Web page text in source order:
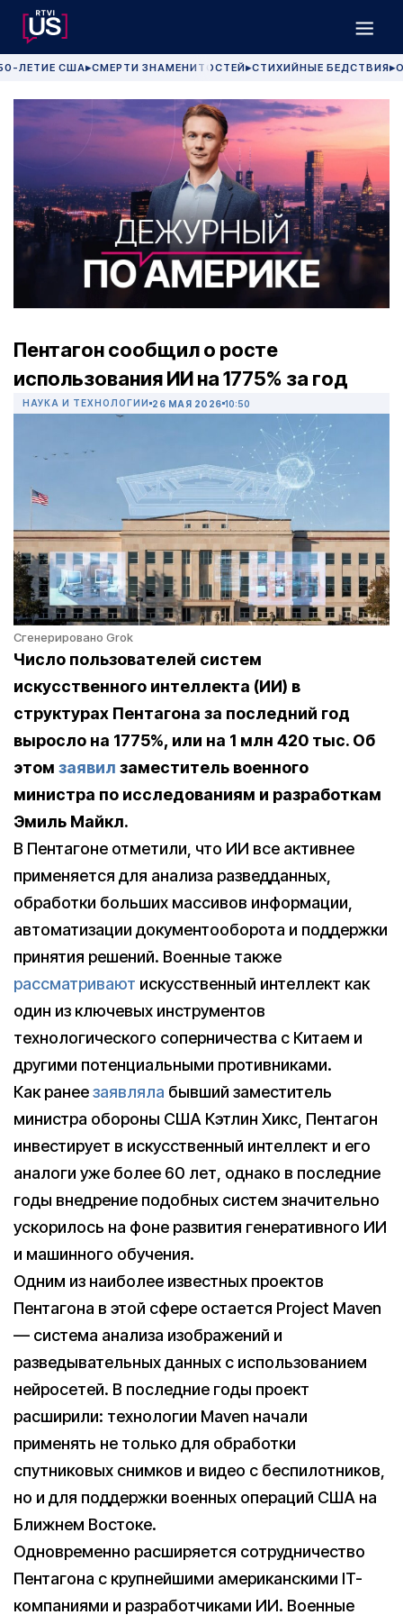
ЛЕТИЕ США▶СМЕРТИ ЗНАМЕНИТОСТЕЙ▶СТИХИЙНЫЕ БЕДСТВИЯ▶
Пентагон сообщил о росте
использования ИИ на 1775% за год
НАУКА И ТЕХНОЛОГИИ 26 МАЯ 2026 10:50
Сгенерировано Grok
Число пользователей систем
искусственного интеллекта (ИИ) в
структурах Пентагона за последний год
выросло на 1775%, или на 1 млн 420 тыс. Об
этом заявил заместитель военного
министра по исследованиям и разработкам
Эмиль Майкл.
В Пентагоне отметили, что ИИ все активнее
применяется для анализа разведданных,
обработки больших массивов информации,
автоматизации документооборота и поддержки
принятия решений. Военные также
рассматривают искусственный интеллект как
один из ключевых инструментов
технологического соперничества с Китаем и
другими потенциальными противниками.
Как ранеезаявляла бывший заместитель
министра обороны США Кэтлин Хикс, Пентагон
инвестирует в искусственный интеллект и его
аналоги уже более 60 лет, однако в последние
годы внедрение подобных систем значительно
ускорилось на фоне развития генеративного ИИ
и машинного обучения.
Одним из наиболее известных проектов
Пентагона в этой сфере остается Project Maven
— система анализа изображений и
разведывательных данных с использованием
нейросетей. В последние годы проект
расширили: технологии Maven начали
применять не только для обработки
спутниковых снимков и видео с беспилотников,
но и для поддержки военных операций США на
Ближнем Востоке.
Одновременно расширяется сотрудничество
Пентагона с крупнейшими американскими IT-
компаниями и разработчиками ИИ. Военные